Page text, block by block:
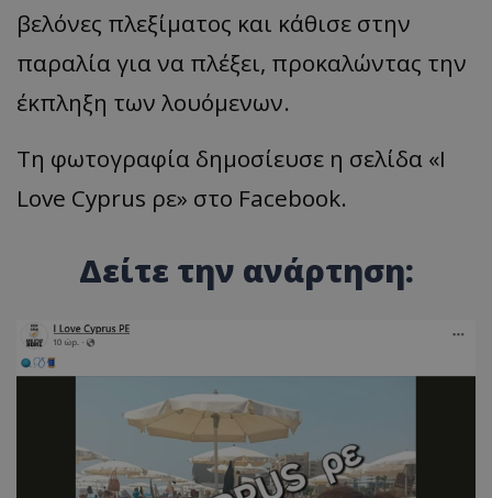
βελόνες πλεξίματος και κάθισε στην
παραλία για να πλέξει, προκαλώντας την
έκπληξη των λουόμενων.
Τη φωτογραφία δημοσίευσε η σελίδα «I
Love Cyprus ρε» στο Facebook.
Δείτε την ανάρτηση: